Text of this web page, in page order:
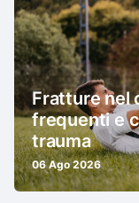
Fratture nel
frequenti e
trauma
06 Ago 2026